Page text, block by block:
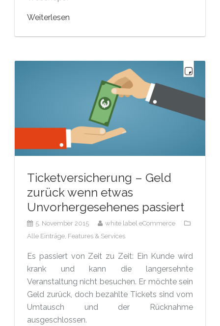
Weiterlesen
Ticketversicherung – Geld
zurück wenn etwas
Unvorhergesehenes passiert
5. November 2015
white label eCommerce
Alle Einträge, Features & Services
Es passiert von Zeit zu Zeit: Ein Kunde wird
krank und kann die langersehnte
Veranstaltung nicht besuchen. Er möchte sein
Geld zurück, doch bezahlte Tickets sind vom
Umtausch und der Rücknahme
ausgeschlossen.